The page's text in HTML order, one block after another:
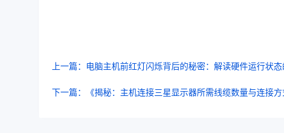
上一篇：电脑主机前红灯闪烁背后的秘密：解读硬件运行状态
下一篇：《揭秘：主机连接三星显示器所需线缆数量与连接方